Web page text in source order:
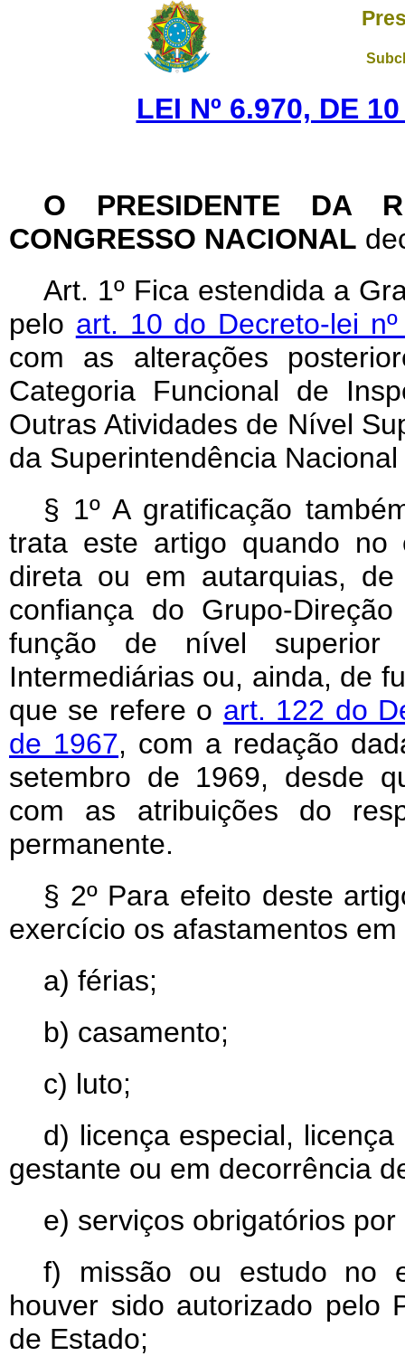
LEI Nº 6.970, DE
O PRESIDENTE DA
CONGRESSO NACIONAL
Art. 1º Fica estendida a
pelo art. 10 do Decreto-lei
com as alterações
Categoria Funcional de
Outras Atividades de Nível
da Superintendência
§ 1º A gratificação
trata este artigo quando no
direta ou em autarquias,
confiança do Grupo-
função de nível superior
Intermediárias ou, ainda, de
que se refere o art. 122 do
de 1967, com a redação
setembro de 1969, desde
com as atribuições do
permanente.
§ 2º Para efeito deste
exercício os afastamentos
a) férias;
b) casamento;
c) luto;
d) licença especial,
gestante ou em decorrência
e) serviços obrigatórios por
f) missão ou estudo no
houver sido autorizado pelo
de Estado;